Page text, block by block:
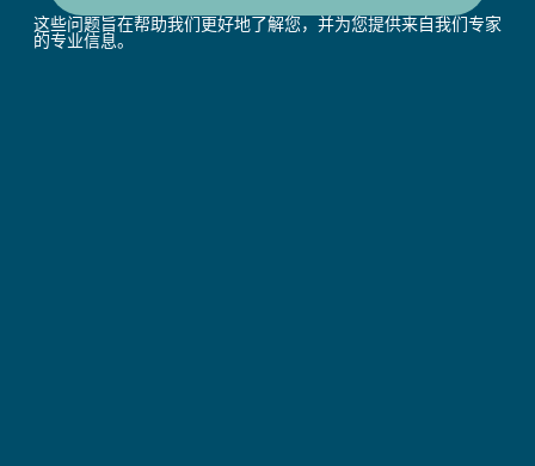
这些问题旨在帮助我们更好地了解您，并为您提供来自我们专家
的专业信息。